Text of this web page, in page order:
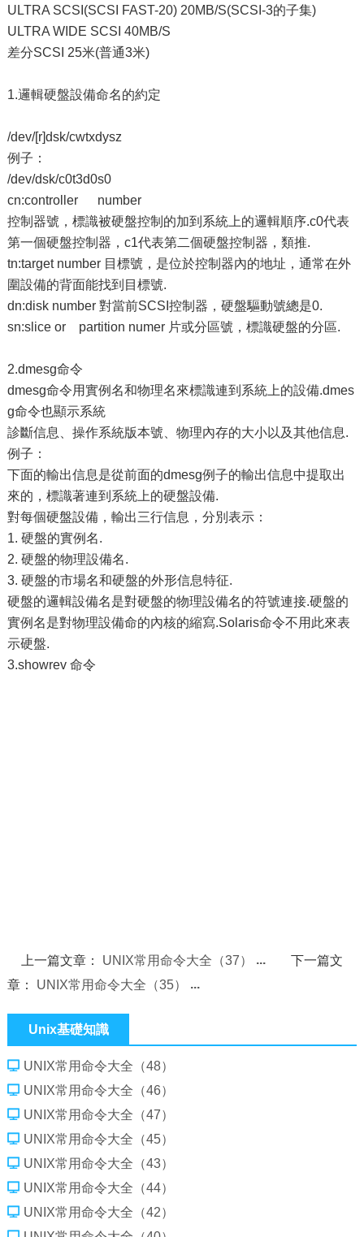
ULTRA SCSI(SCSI FAST-20) 20MB/S(SCSI-3的子集)
ULTRA WIDE SCSI 40MB/S
差分SCSI 25米(普通3米)
1.邏輯硬盤設備命名的約定
/dev/[r]dsk/cwtxdysz
例子：
/dev/dsk/c0t3d0s0
cn:controller number
控制器號，標識被硬盤控制的加到系統上的邏輯順序.c0代表
第一個硬盤控制器，c1代表第二個硬盤控制器，類推.
tn:target number 目標號，是位於控制器內的地址，通常在外
圍設備的背面能找到目標號.
dn:disk number 對當前SCSI控制器，硬盤驅動號總是0.
sn:slice or partition numer 片或分區號，標識硬盤的分區.
2.dmesg命令
dmesg命令用實例名和物理名來標識連到系統上的設備.dmes
g命令也顯示系統
診斷信息、操作系統版本號、物理內存的大小以及其他信息.
例子：
下面的輸出信息是從前面的dmesg例子的輸出信息中提取出
來的，標識著連到系統上的硬盤設備.
對每個硬盤設備，輸出三行信息，分別表示：
1. 硬盤的實例名.
2. 硬盤的物理設備名.
3. 硬盤的市場名和硬盤的外形信息特征.
硬盤的邏輯設備名是對硬盤的物理設備名的符號連接.硬盤的
實例名是對物理設備命的內核的縮寫.Solaris命令不用此來表
示硬盤.
3.showrev 命令
上一篇文章： UNIX常用命令大全（37）
下一篇文
章： UNIX常用命令大全（35）
Unix基礎知識
UNIX常用命令大全（48）
UNIX常用命令大全（46）
UNIX常用命令大全（47）
UNIX常用命令大全（45）
UNIX常用命令大全（43）
UNIX常用命令大全（44）
UNIX常用命令大全（42）